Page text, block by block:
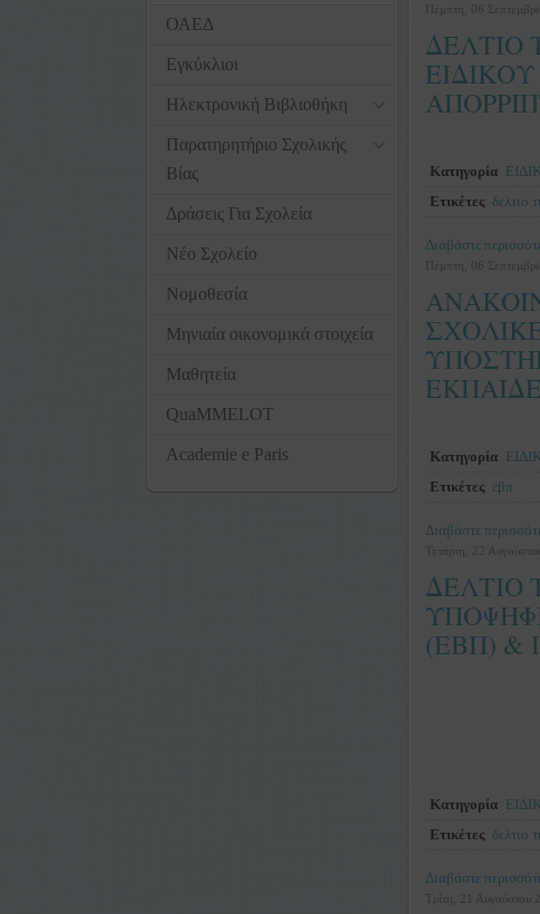
Πέμπτη, 06
ΔΕΛΤΙΟ
Κατηγορία
Ετικέτες δελτιο
Διαβάστε
Πέμπτη, 06
Κατηγορία
Ετικέτες εβπ
Διαβάστε
Τετάρτη, 22
ΔΕΛΤΙΟ
(ΕΒΠ) &
Κατηγορία
Ετικέτες δελτιο
Διαβάστε
Τρίτη, 21 Αυγούστου
ΟΑΕΔ
Εγκύκλιοι
Ηλεκτρονική Βιβλιοθήκη
Παρατηρητήριο Σχολικής
Βίας
Δράσεις Για Σχολεία
Νέο Σχολείο
Νομοθεσία
Μηνιαία οικονομικά στοιχεία
Μαθητεία
QuaMMELOT
Academie e Paris